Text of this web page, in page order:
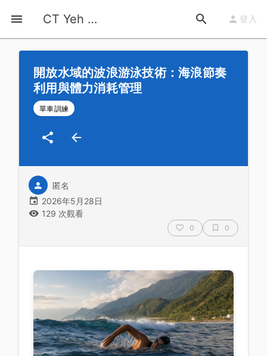
CT Yeh 公路車基地 登入
首頁 運動知識
開放水域的波浪游泳技術：海浪節奏
利用與體力消耗管理
單車訓練
匿名
2026年5月28日
129 次觀看
0 0